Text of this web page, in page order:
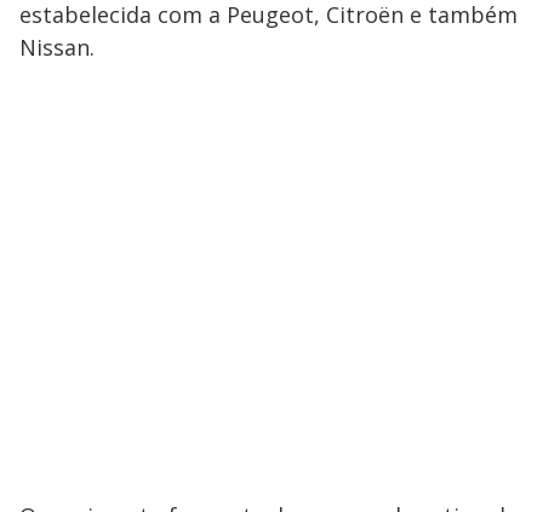
estabelecida com a Peugeot, Citroën e também
Nissan.